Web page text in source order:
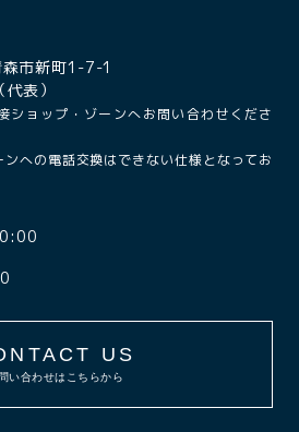
市新町1-7-1
表）
ョップ・ゾーンへお問い合わせくださ
への電話交換はできない仕様となってお
US
い合わせはこちらから